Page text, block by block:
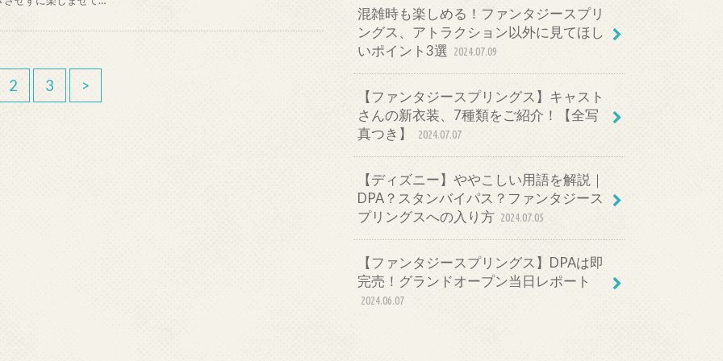
2 3 >
混雑時も楽しめる！ファンタジースプリ
ングス、アトラクション以外に見てほし
いポイント3選 2024.07.09
【ファンタジースプリングス】キャスト
さんの新衣装、7種類をご紹介！【全写
真つき】
2024.07.07
【ディズニー】ややこしい用語を解説｜
DPA？スタンバイパス？ファンタジース
プリングスへの入り方 2024.07.05
【ファンタジースプリングス】DPAは即
完売！グランドオープン当日レポート
2024.06.07